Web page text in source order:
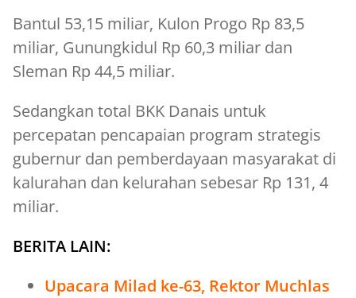
Bantul 53,15 miliar, Kulon Progo Rp 83,5
miliar, Gunungkidul Rp 60,3 miliar dan
Sleman Rp 44,5 miliar.
Sedangkan total BKK Danais untuk
percepatan pencapaian program strategis
gubernur dan pemberdayaan masyarakat di
kalurahan dan kelurahan sebesar Rp 131, 4
miliar.
BERITA LAIN:
Upacara Milad ke-63, Rektor Muchlas